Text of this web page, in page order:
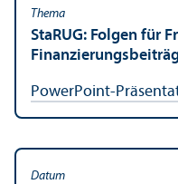
StaRUG: Folgen für
PowerPoint-